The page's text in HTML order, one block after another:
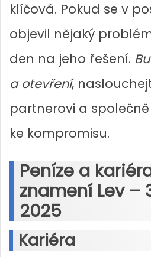
klíčová. Pokud se v
objevil nějaký
den na jeho řešení.
a otevření,
partnerovi a
ke kompromisu.
Peníze a
znamení Lev –
2025
Kariéra